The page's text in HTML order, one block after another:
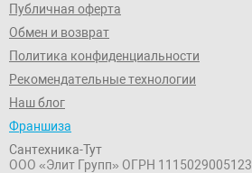
Публичная оферта
Обмен и возврат
Политика конфиденциальности
Рекомендательные технологии
Наш блог
Франшиза
Сантехника-Тут
ООО «Элит Групп» ОГРН 1115029005123